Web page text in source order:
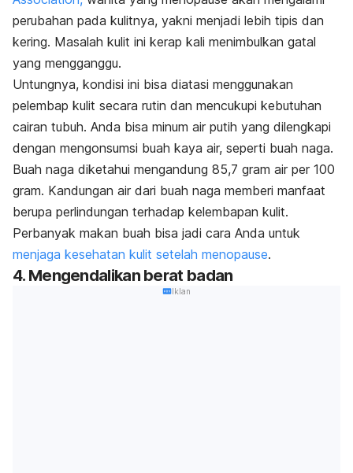
perubahan pada kulitnya, yakni menjadi lebih tipis dan
kering. Masalah kulit ini kerap kali menimbulkan gatal
yang mengganggu.
Untungnya, kondisi ini bisa diatasi menggunakan
pelembap kulit secara rutin dan mencukupi kebutuhan
cairan tubuh. Anda bisa minum air putih yang dilengkapi
dengan mengonsumsi buah kaya air, seperti buah naga.
Buah naga diketahui mengandung 85,7 gram air per 100
gram. Kandungan air dari buah naga memberi manfaat
berupa perlindungan terhadap kelembapan kulit.
Perbanyak makan buah bisa jadi cara Anda untuk
menjaga kesehatan kulit setelah menopause.
4. Mengendalikan berat badan
Iklan